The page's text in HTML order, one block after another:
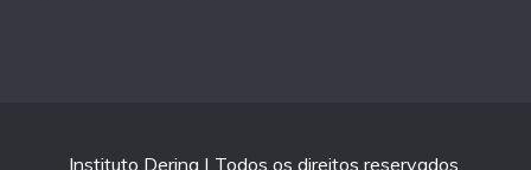
Instituto Dering | Todos os direitos reservados.